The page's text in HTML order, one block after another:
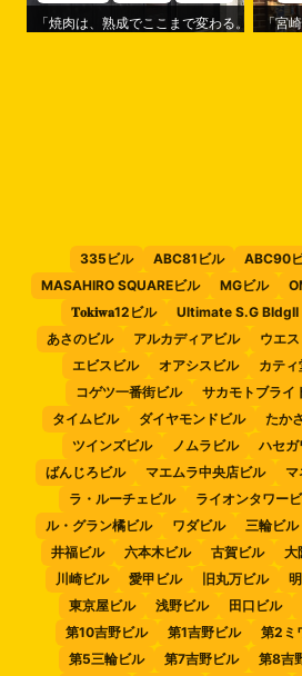
「焼肉は、熟成でここまで変わる。」そん
「宮
335ビル ABC81ビル ABC90
MASAHIRO SQUAREビル
MGビル
𝐓𝐨𝐤𝐢𝐰𝐚12ビル
Ultimate S.G BldgII
あさのビル
アルカディアビル ウエス
エビスビル
オアシスビル カテ
コゲツ一番街ビル
サカモトブライ
タイムビル
ダイヤモンドビル たか
ツインズビル
ノムラビル ハセガ
ばんじろビル
マエムラ中央店ビル
ラ・ルーチェビル
ライオンタワー
ル・グラン橘ビル
ワダビル 三輪ビル
井福ビル
六本木ビル 古賀ビル 大
川崎ビル
愛甲ビル 旧丸万ビル
東京屋ビル
浅野ビル 田口ビル
第10吉野ビル
第1吉野ビル 第2ミ
第5三輪ビル
第7吉野ビル 第8吉